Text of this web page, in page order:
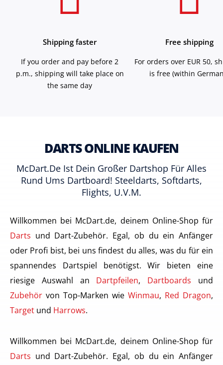
Shipping faster
If you order and pay before 2
p.m., shipping will take place on
the same day
Free shipping
For orders over EUR 50,
is free (within
DARTS ONLINE KAUFEN
McDart.de Ist Dein Großer Dartshop Für Alles
Rund Ums Dartboard! Steeldarts, Softdarts,
Flights, U.v.m.
Willkommen bei McDart.de, deinem Online-Shop für
Darts und Dart-Zubehör. Egal, ob du ein Anfänger
oder Profi bist, bei uns findest du alles, was du für ein
spannendes Dartspiel benötigst. Wir bieten eine
riesige Auswahl an Dartpfeilen, Dartboards und
Zubehör von Top-Marken wie Winmau, Red Dragon,
Target und Harrows.
Willkommen bei McDart.de, deinem Online-Shop für
Darts und Dart-Zubehör. Egal, ob du ein Anfänger